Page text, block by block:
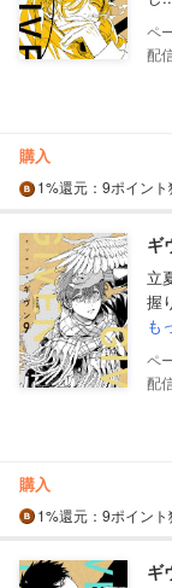
配
購入
1%還元 ：9ポイン
ギ
立
握
も
配
購入
1%還元 ：9ポイン
ギ